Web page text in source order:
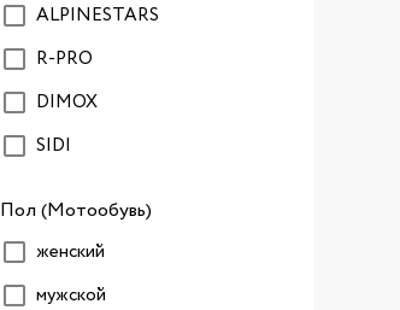
ALPINESTARS
R-PRO
DIMOX
SIDI
Пол (Мотообувь)
женский
мужской